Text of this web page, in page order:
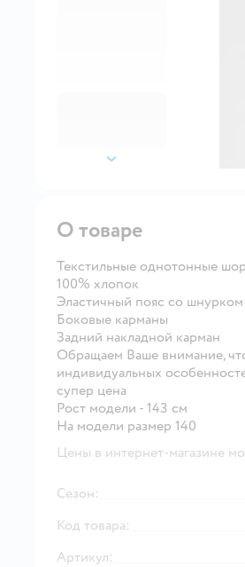
далее
О товаре
Текстильные однотонные
100% хлопок
Эластичный пояс со шнурком
Боковые карманы
Задний накладной карман
Обращаем Ваше внимание,
индивидуальных
супер цена
Рост модели - 143 см
На модели размер 140
Цены в интернет-магазине
Сезон:
Код товара:
Артикул: